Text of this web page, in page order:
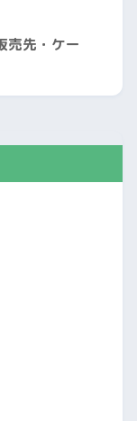
売先・ケー